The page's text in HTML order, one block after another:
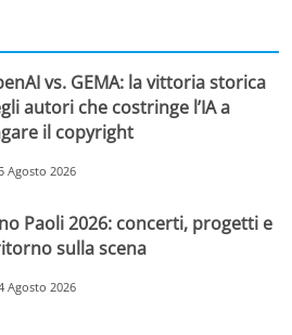
vs. GEMA: la vittoria storica
autori che costringe l’IA a
il copyright
Agosto 2026
Paoli 2026: concerti, progetti e
sulla scena
Agosto 2026